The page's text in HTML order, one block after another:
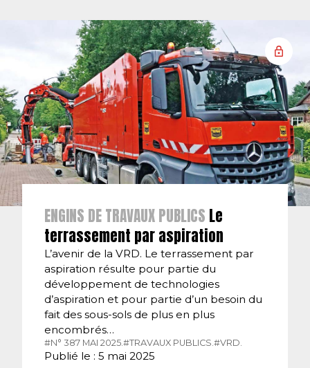
ENGINS DE TRAVAUX PUBLICS Le
terrassement par aspiration
L’avenir de la VRD. Le terrassement par
aspiration résulte pour partie du
développement de technologies
d’aspiration et pour partie d’un besoin du
fait des sous-sols de plus en plus
encombrés…
#N° 387 MAI 2025. #TRAVAUX PUBLICS. #VRD.
Publié le : 5 mai 2025